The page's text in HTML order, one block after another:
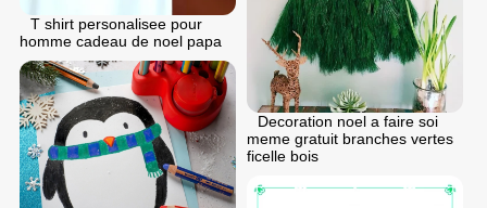
T shirt personalisee pour
homme cadeau de noel papa
Decoration noel a faire soi
meme gratuit branches vertes
ficelle bois